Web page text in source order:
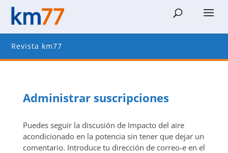
Revista km77
Administrar suscripciones
Puedes seguir la discusión de Impacto del aire
acondicionado en la potencia sin tener que dejar un
comentario. Introduce tu dirección de correo-e en el